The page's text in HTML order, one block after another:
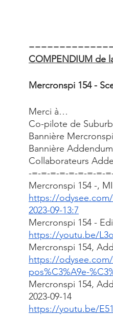
COMPENDIUM de
Mercronspi 154 -
Merci à…
Co-pilote de
Bannière
Bannière
Collaborateurs
-=-=-=-=-=-=-=-=-
Mercronspi 154 -,
https://odysee.com/
2023-09-13:7
Mercronspi 154 -
https://youtu.be/
Mercronspi 154,
https://odysee.com/
pos%C3%A9e-
Mercronspi 154,
2023-09-14
https://youtu.be/